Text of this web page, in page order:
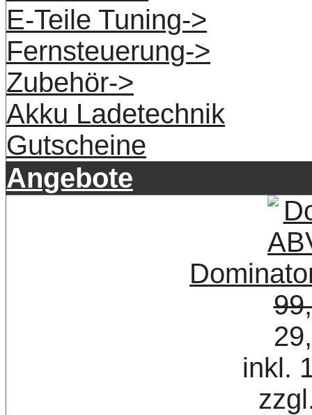
E-Teile Tuning->
Fernsteuerung->
Zubehör->
Akku Ladetechnik
Gutscheine
Angebote
inkl.